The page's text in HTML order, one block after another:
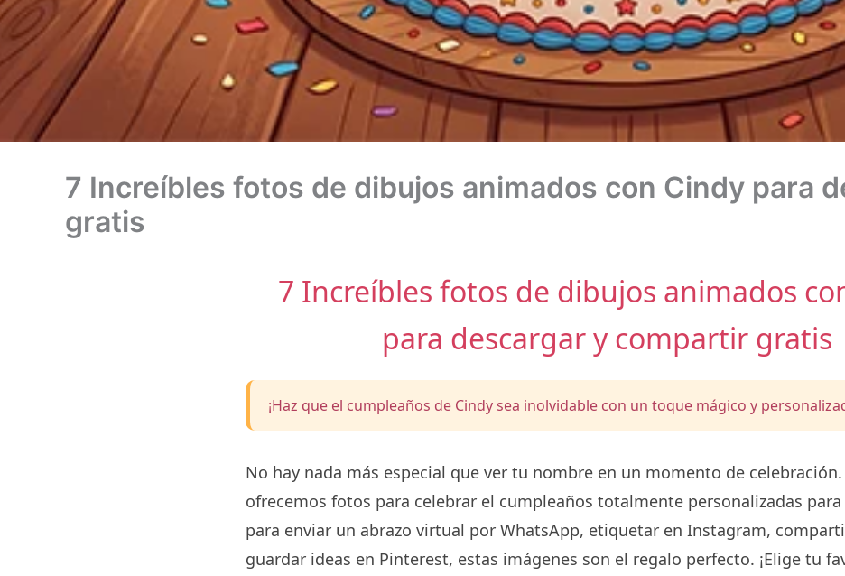
7 Increíbles fotos de dibujos animados con Cindy para
gratis
7 Increíbles fotos de dibujos animados
para descargar y compartir gratis
¡Haz que el cumpleaños de Cindy sea inolvidable con un toque mágico y
No hay nada más especial que ver tu nombre en un momento de
ofrecemos fotos para celebrar el cumpleaños totalmente personalizadas para
para enviar un abrazo virtual por WhatsApp, etiquetar en Instagram,
guardar ideas en Pinterest, estas imágenes son el regalo perfecto. ¡Elige tu